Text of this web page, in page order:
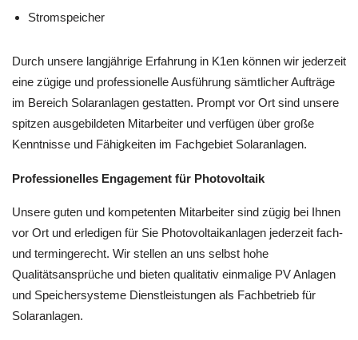
Stromspeicher
Durch unsere langjährige Erfahrung in K1en können wir jederzeit
eine zügige und professionelle Ausführung sämtlicher Aufträge
im Bereich Solaranlagen gestatten. Prompt vor Ort sind unsere
spitzen ausgebildeten Mitarbeiter und verfügen über große
Kenntnisse und Fähigkeiten im Fachgebiet Solaranlagen.
Professionelles Engagement für Photovoltaik
Unsere guten und kompetenten Mitarbeiter sind zügig bei Ihnen
vor Ort und erledigen für Sie Photovoltaikanlagen jederzeit fach-
und termingerecht. Wir stellen an uns selbst hohe
Qualitätsansprüche und bieten qualitativ einmalige PV Anlagen
und Speichersysteme Dienstleistungen als Fachbetrieb für
Solaranlagen.